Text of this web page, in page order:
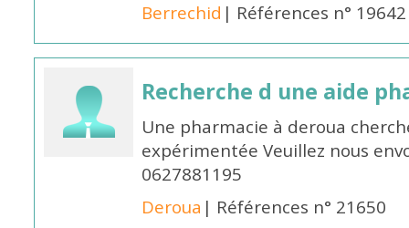
Berrechid | Références n° 19642
Recherche d une aide
Une pharmacie à deroua
expérimentée Veuillez nous
0627881195
Deroua | Références n° 21650